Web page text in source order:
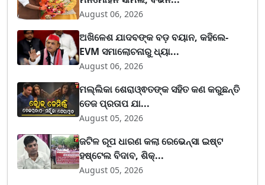
August 06, 2026
ଅଖିଳେଶ ଯାଦବଙ୍କ ବଡ଼ ବୟାନ, କହିଲେ-
EVM ସମାଲୋଚନାରୁ ଧ୍ୟା...
August 06, 2026
ମଲ୍ଲିକା ଶେରାଓ୍ଵତଙ୍କ ସହିତ କଣ କରୁଛନ୍ତି
ତେଜ ପ୍ରତାପ ଯା...
August 05, 2026
ଜଟିଳ ରୂପ ଧାରଣ କଲା ରେଭେନ୍ସା ଇଷ୍ଟ
ହଷ୍ଟେଲ ବିଦାବ, ଶିକ୍...
August 05, 2026